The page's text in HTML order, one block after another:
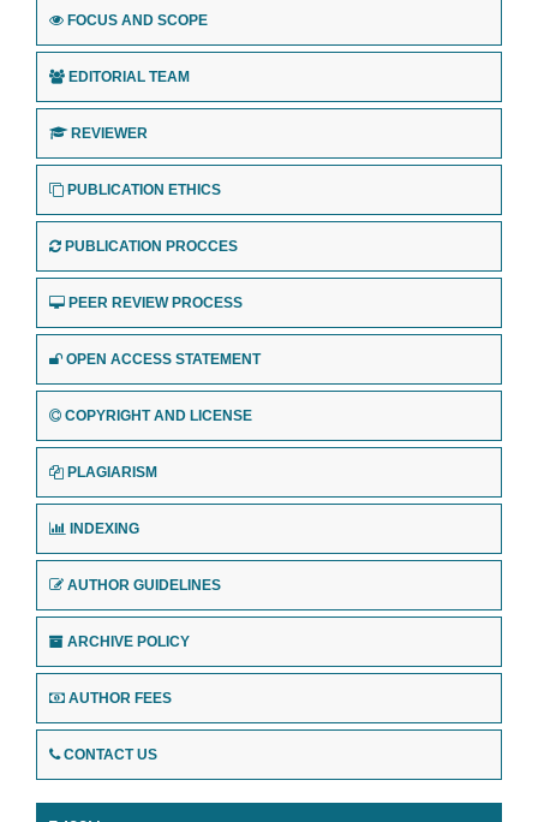
FOCUS AND SCOPE
EDITORIAL TEAM
REVIEWER
PUBLICATION ETHICS
PUBLICATION PROCCES
PEER REVIEW PROCESS
OPEN ACCESS STATEMENT
COPYRIGHT AND LICENSE
PLAGIARISM
INDEXING
AUTHOR GUIDELINES
ARCHIVE POLICY
AUTHOR FEES
CONTACT US